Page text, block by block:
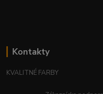
Kontakty
KVALITNÉ FARBY